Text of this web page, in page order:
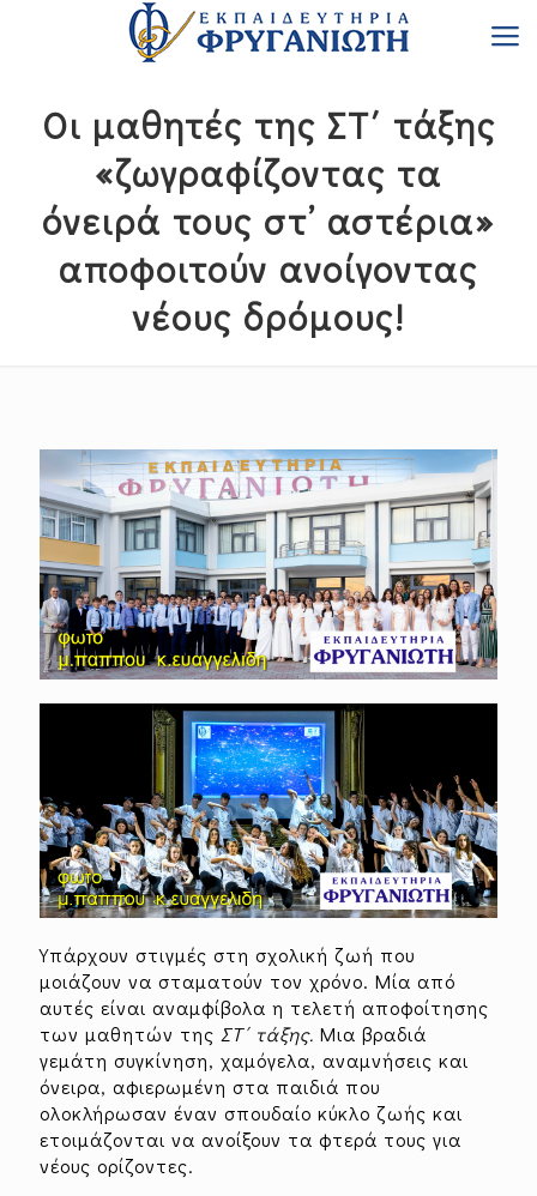
Οι μαθητές της ΣΤ΄ τάξης
«ζωγραφίζοντας τα
όνειρά τους στ’ αστέρια»
αποφοιτούν ανοίγοντας
νέους δρόμους!
Υπάρχουν στιγμές στη σχολική ζωή που
μοιάζουν να σταματούν τον χρόνο. Μία από
αυτές είναι αναμφίβολα η τελετή αποφοίτησης
των μαθητών της ΣΤ΄ τάξης. Μια βραδιά
γεμάτη συγκίνηση, χαμόγελα, αναμνήσεις και
όνειρα, αφιερωμένη στα παιδιά που
ολοκλήρωσαν έναν σπουδαίο κύκλο ζωής και
ετοιμάζονται να ανοίξουν τα φτερά τους για
νέους ορίζοντες.